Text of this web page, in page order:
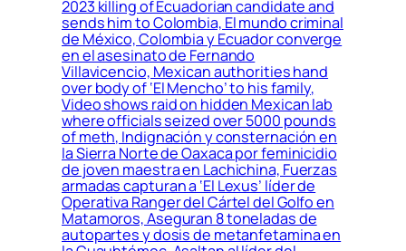
2023 killing of Ecuadorian candidate and
sends him to Colombia, El mundo criminal
de México, Colombia y Ecuador converge
en el asesinato de Fernando
Villavicencio, Mexican authorities hand
over body of ‘El Mencho’ to his family,
Video shows raid on hidden Mexican lab
where officials seized over 5000 pounds
of meth, Indignación y consternación en
la Sierra Norte de Oaxaca por feminicidio
de joven maestra en Lachichina, Fuerzas
armadas capturan a ‘El Lexus’ líder de
Operativa Ranger del Cártel del Golfo en
Matamoros, Aseguran 8 toneladas de
autopartes y dosis de metanfetamina en